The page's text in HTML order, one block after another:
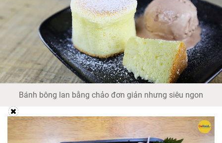
Bánh bông lan bằng chảo đơn giản nhưng siêu ngon